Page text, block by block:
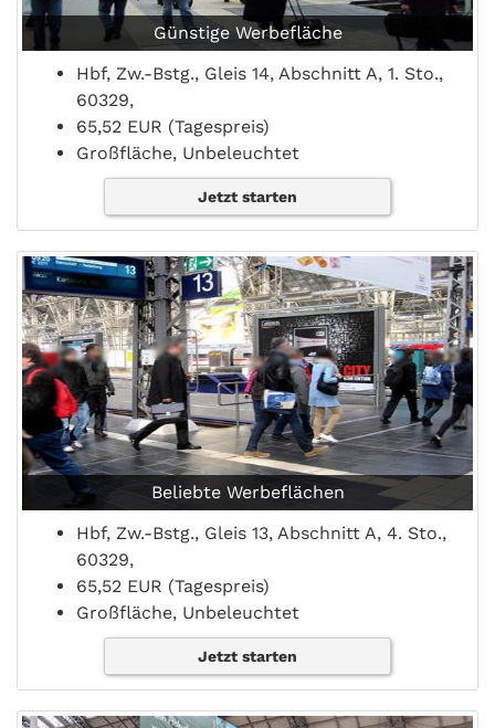
Günstige Werbefläche
Hbf, Zw.-Bstg., Gleis 14, Abschnitt A, 1. Sto.,
60329,
65,52 EUR (Tagespreis)
Großfläche, Unbeleuchtet
Jetzt starten
Beliebte Werbeflächen
Hbf, Zw.-Bstg., Gleis 13, Abschnitt A, 4. Sto.,
60329,
65,52 EUR (Tagespreis)
Großfläche, Unbeleuchtet
Jetzt starten